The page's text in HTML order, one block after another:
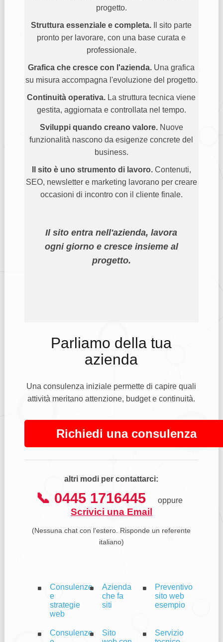
progetto.
Struttura essenziale e completa. Il sito parte
pronto per lavorare, con una base curata e
professionale.
Grafica che cresce con l'azienda. Una grafica
su misura accompagna l'evoluzione del progetto.
Continuità operativa. La struttura tecnica viene
gestita, aggiornata e controllata nel tempo.
Sviluppi quando creano valore.Nuove
funzionalità nascono da esigenze concrete del
business.
Il sito è uno strumento di lavoro.Contenuti,
SEO, newsletter e marketing lavorano per creare
occasioni di incontro con il cliente finale.
Il sito entra nell'azienda, lavora
ogni giorno e cresce insieme al
progetto.
Parliamo della tua
azienda
Una consulenza iniziale permette di capire quali
attività meritano attenzione, budget e continuità.
Richiedi una consulenza
altri modi per contattarci:
📞 0445 1716445 oppure
Scrivici una Email
(Nessuna chat con l'estero. Risponde un referente
italiano)
Consulenze
e
strategie
web
Azienda
che fa
siti
Preventivo
sito web
esempio
Consulenze
Sito
Servizio